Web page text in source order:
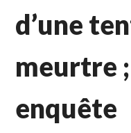
d’une
meurtre ;
enquête